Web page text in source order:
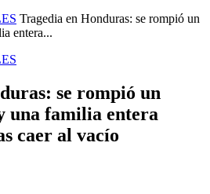
Tragedia en Honduras: se rompió un
entera...
se rompió un
una familia entera
caer al vacío